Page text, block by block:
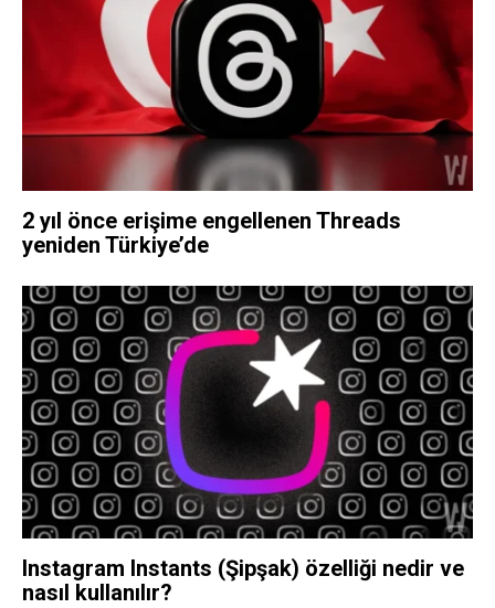
2 yıl önce erişime engellenen Threads
yeniden Türkiye’de
Instagram Instants (Şipşak) özelliği nedir ve
nasıl kullanılır?